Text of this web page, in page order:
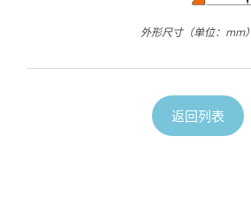
外形尺寸（单位：mm）
返回列表